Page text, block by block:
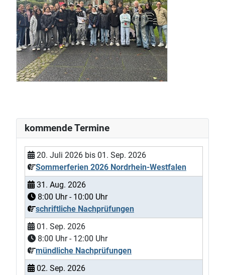
kommende Termine
20. Juli 2026 bis 01. Sep. 2026
Sommerferien 2026 Nordrhein-Westfalen
31. Aug. 2026
8:00 Uhr - 10:00 Uhr
schriftliche Nachprüfungen
01. Sep. 2026
8:00 Uhr - 12:00 Uhr
mündliche Nachprüfungen
02. Sep. 2026